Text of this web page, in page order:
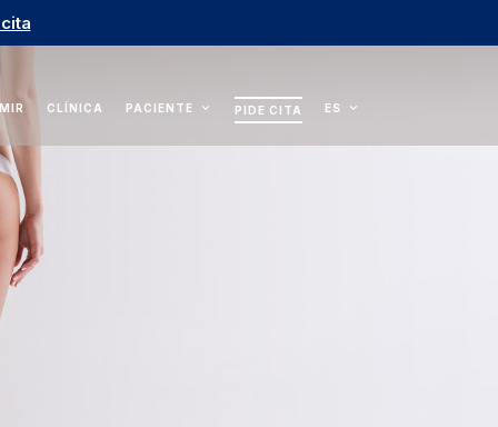
CLÍNICA PACIENTE PIDE CITA ES